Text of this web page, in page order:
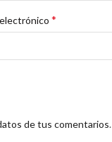
*
de tus comentarios.